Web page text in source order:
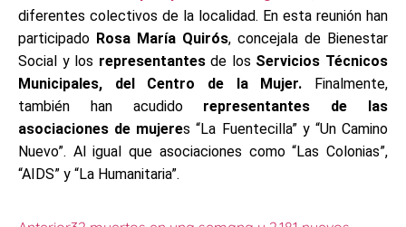
diferentes colectivos de la localidad. En esta reunión han
participado Rosa María Quirós, concejala de Bienestar
Social y los representantesde los Servicios Técnicos
Municipales, del Centro de la Mujer. Finalmente,
también han acudido representantes de las
asociaciones de mujeres “La Fuentecilla” y “Un Camino
Nuevo”. Al igual que asociaciones como “Las Colonias”,
“AIDS” y “La Humanitaria”.